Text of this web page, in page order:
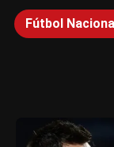
Fútbol